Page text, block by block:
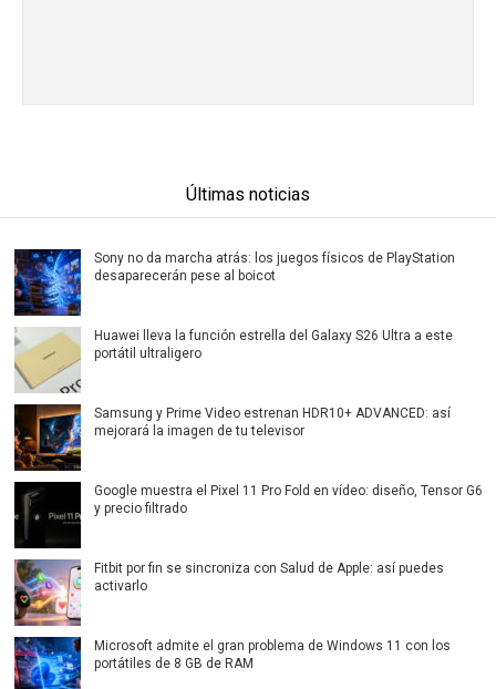
Últimas noticias
Sony no da marcha atrás: los juegos físicos de PlayStation
desaparecerán pese al boicot
Huawei lleva la función estrella del Galaxy S26 Ultra a este
portátil ultraligero
Samsung y Prime Video estrenan HDR10+ ADVANCED: así
mejorará la imagen de tu televisor
Google muestra el Pixel 11 Pro Fold en vídeo: diseño, Tensor G6
y precio filtrado
Fitbit por fin se sincroniza con Salud de Apple: así puedes
activarlo
Microsoft admite el gran problema de Windows 11 con los
portátiles de 8 GB de RAM